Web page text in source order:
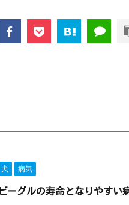
犬 病気
ビーグルの寿命となりやすい